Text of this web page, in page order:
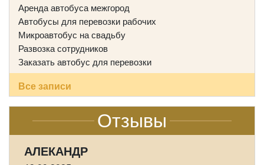
Аренда автобуса межгород
Автобусы для перевозки рабочих
Микроавтобус на свадьбу
Развозка сотрудников
Заказать автобус для перевозки
Все записи
Отзывы
АЛЕКАНДР